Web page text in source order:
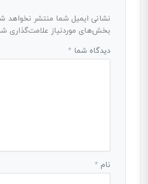
نشانی ایمیل شما منتشر نخواهد
بخش‌های موردنیاز علامت‌گذاری
دیدگاه شما *
نام *